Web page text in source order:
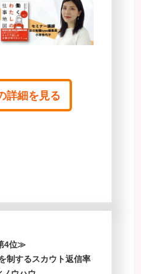
詳細を見る
4位≫
制するスカウト返信率